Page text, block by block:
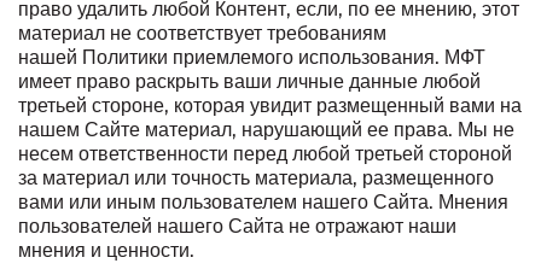
право удалить любой Контент, если, по ее мнению, этот
материал не соответствует требованиям
нашей Политики приемлемого использования. МФТ
имеет право раскрыть ваши личные данные любой
третьей стороне, которая увидит размещенный вами на
нашем Сайте материал, нарушающий ее права. Мы не
несем ответственности перед любой третьей стороной
за материал или точность материала, размещенного
вами или иным пользователем нашего Сайта. Мнения
пользователей нашего Сайта не отражают наши
мнения и ценности.